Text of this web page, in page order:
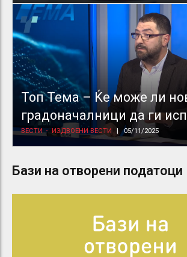
Топ Тема – Ќе може ли
градоначалници да ги
ветувањата дадени во
кампања?
ВЕСТИ ИЗДВОЕНИ ВЕСТИ 05/11/2025
Бази на отворени податоци